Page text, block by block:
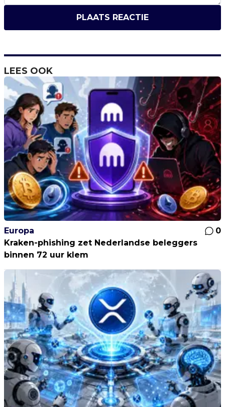
PLAATS REACTIE
LEES OOK
Europa
0
Kraken-phishing zet Nederlandse beleggers
binnen 72 uur klem